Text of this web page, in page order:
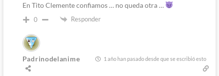
En Tito Clemente confiamos … no queda otra …
0 Responder
Padrinodelanime 1 año han pasado desde que se escribió esto